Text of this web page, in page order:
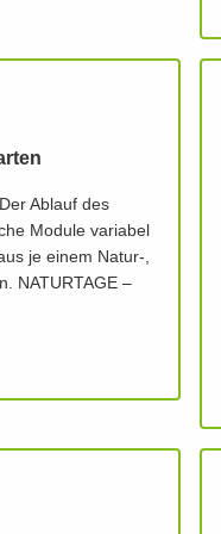
Ablauf des
Module variabel
je einem Natur-,
NATURTAGE –